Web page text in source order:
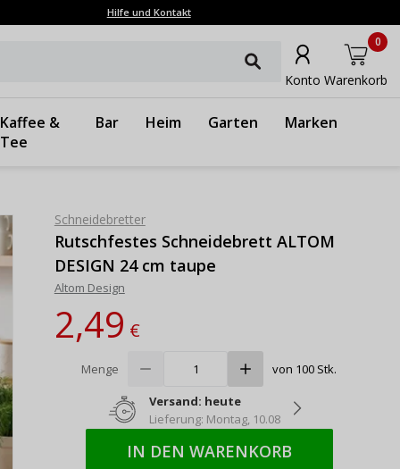
Hilfe und Kontakt
Konto Warenkorb
0
Kaffee &
Tee
Bar Heim Garten Marken
Schneidebretter
Rutschfestes Schneidebrett ALTOM
DESIGN 24 cm taupe
Altom Design
2,49€
Menge von 100 Stk.
Versand: heute
Lieferung: Montag, 10.08
IN DEN WARENKORB